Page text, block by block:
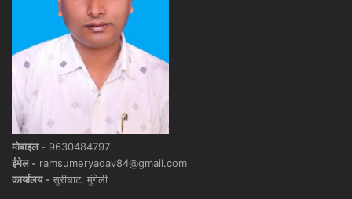
मोबाइल - 9630484797
ईमेल - ramsumeryadav84@gmail.com
कार्यालय - सुरीघाट, मुंगेली